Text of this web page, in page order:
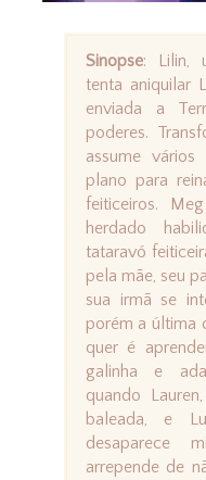
Sinopse: Lilin,
tenta aniquilar
enviada a
poderes.
assume
plano para
feiticeiros.
herdado
tataravó
pela mãe, seu
sua irmã se
porém a última
quer é
galinha e
quando
baleada, e
desaparece
arrepende de